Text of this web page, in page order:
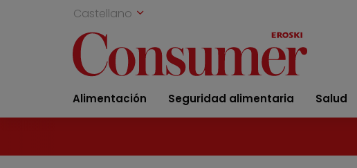
Castellano
Alimentación Seguridad alimentaria Salud